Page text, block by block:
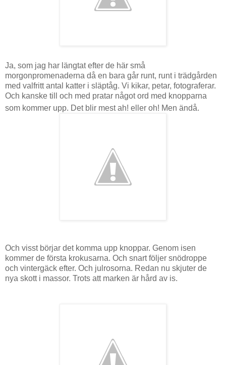
Ja, som jag har längtat efter de här små
morgonpromenaderna då en bara går runt, runt i trädgården
med valfritt antal katter i släptåg. Vi kikar, petar, fotograferar.
Och kanske till och med pratar något ord med knopparna
som kommer upp. Det blir mest ah! eller oh! Men ändå.
Och visst börjar det komma upp knoppar. Genom isen
kommer de första krokusarna. Och snart följer snödroppe
och vintergäck efter. Och julrosorna. Redan nu skjuter de
nya skott i massor. Trots att marken är hård av is.